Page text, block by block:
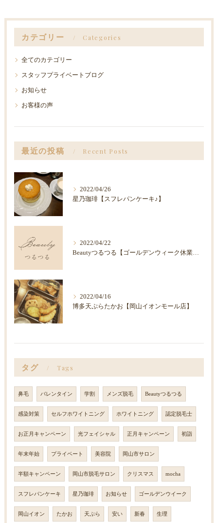
カテゴリー Categories
全てのカテゴリー
スタッフプライベートブログ
お知らせ
お客様の声
最近の投稿 Recent Posts
2022/04/26
星乃珈琲【スフレパンケーキ♪】
2022/04/22
Beautyつるつる【ゴールデンウィーク休業のお知らせ】
2022/04/16
博多天ぷらたかお【岡山イオンモール店】
タグ Tags
鼻毛 バレンタイン 学割 メンズ脱毛 Beautyつるつる
感染対策 セルフホワイトニング ホワイトニング 認定脱毛士
お正月キャンペーン 光フェイシャル 正月キャンペーン 初詣
年末年始 プライベート 美容院 岡山市サロン
半額キャンペーン 岡山市脱毛サロン クリスマス mocha
スフレパンケーキ 星乃珈琲 お知らせ ゴールデンウイーク
岡山イオン たかお 天ぷら 安い 新春 生理